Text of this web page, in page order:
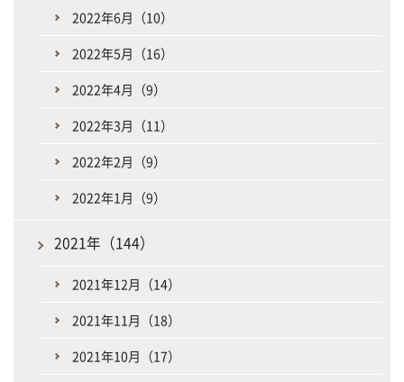
2022年6月（10）
2022年5月（16）
2022年4月（9）
2022年3月（11）
2022年2月（9）
2022年1月（9）
2021年（144）
2021年12月（14）
2021年11月（18）
2021年10月（17）